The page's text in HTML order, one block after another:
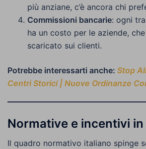
più anziane, c’è ancora chi
Commissioni bancarie: ogni
ha un costo per le aziende,
scaricato sui clienti.
Potrebbe interessarti anche: Stop
Centri Storici | Nuove Ordinanze
Normative e incentivi in
Il quadro normativo italiano spinge